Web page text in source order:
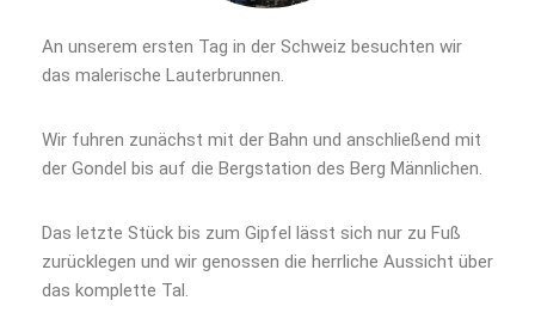
An unserem ersten Tag in der Schweiz besuchten wir
das malerische Lauterbrunnen.
Wir fuhren zunächst mit der Bahn und anschließend mit
der Gondel bis auf die Bergstation des Berg Männlichen.
Das letzte Stück bis zum Gipfel lässt sich nur zu Fuß
zurücklegen und wir genossen die herrliche Aussicht über
das komplette Tal.